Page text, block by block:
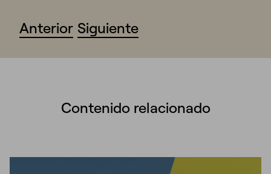
Anterior Siguiente
Contenido relacionado